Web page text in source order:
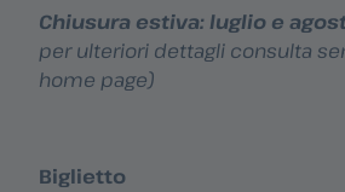
Chiusura estiva: luglio e
per ulteriori dettagli consulta
home page)
Biglietto